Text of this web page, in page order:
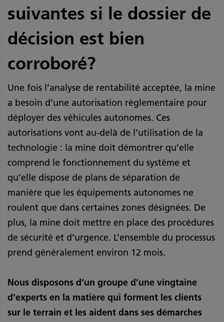
suivantes si le dossier de
décision est bien
corroboré?
Une fois l’analyse de rentabilité acceptée, la mine
a besoin d’une autorisation réglementaire pour
déployer des véhicules autonomes. Ces
autorisations vont au-delà de l’utilisation de la
technologie : la mine doit démontrer qu’elle
comprend le fonctionnement du système et
qu’elle dispose de plans de séparation de
manière que les équipements autonomes ne
roulent que dans certaines zones désignées. De
plus, la mine doit mettre en place des procédures
de sécurité et d’urgence. L’ensemble du processus
prend généralement environ 12 mois.
Nous disposons d’un groupe d’une vingtaine
d’experts en la matière qui forment les clients
sur le terrain et les aident dans ses démarches